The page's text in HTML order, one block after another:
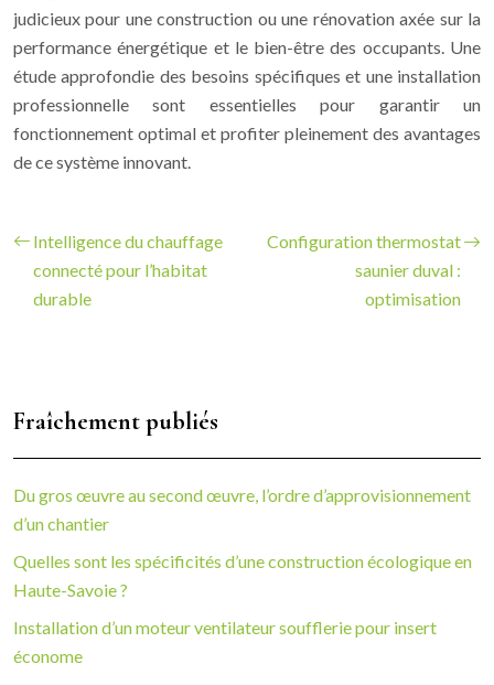
judicieux pour une construction ou une rénovation axée sur la
performance énergétique et le bien-être des occupants. Une
étude approfondie des besoins spécifiques et une installation
professionnelle sont essentielles pour garantir un
fonctionnement optimal et profiter pleinement des avantages
de ce système innovant.
Intelligence du chauffage
connecté pour l’habitat
durable
Configuration thermostat
saunier duval :
optimisation
Fraîchement publiés
Du gros œuvre au second œuvre, l’ordre d’approvisionnement
d’un chantier
Quelles sont les spécificités d’une construction écologique en
Haute-Savoie ?
Installation d’un moteur ventilateur soufflerie pour insert
économe